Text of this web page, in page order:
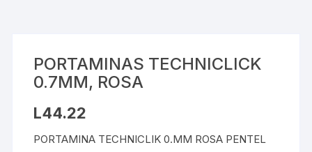
PORTAMINAS TECHNICLICK
0.7MM, ROSA
L44.22
PORTAMINA TECHNICLIK 0.MM ROSA PENTEL